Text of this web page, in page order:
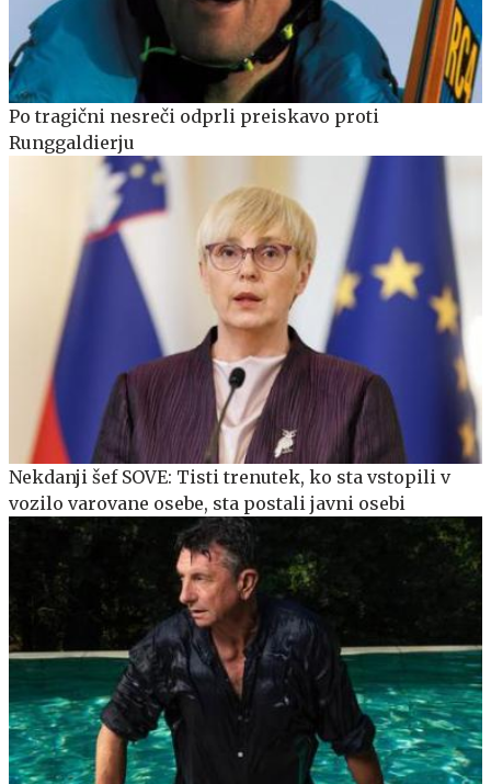
Po tragični nesreči odprli preiskavo proti
Runggaldierju
Nekdanji šef SOVE: Tisti trenutek, ko sta vstopili v
vozilo varovane osebe, sta postali javni osebi